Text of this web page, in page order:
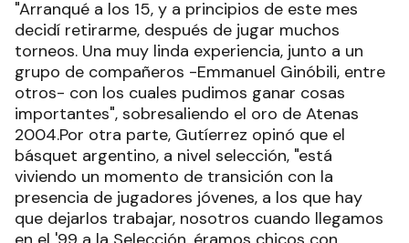
"Arranqué a los 15, y a principios de este mes
decidí retirarme, después de jugar muchos
torneos. Una muy linda experiencia, junto a un
grupo de compañeros -Emmanuel Ginóbili, entre
otros- con los cuales pudimos ganar cosas
importantes", sobresaliendo el oro de Atenas
2004.Por otra parte, Gutíerrez opinó que el
básquet argentino, a nivel selección, "está
viviendo un momento de transición con la
presencia de jugadores jóvenes, a los que hay
que dejarlos trabajar, nosotros cuando llegamos